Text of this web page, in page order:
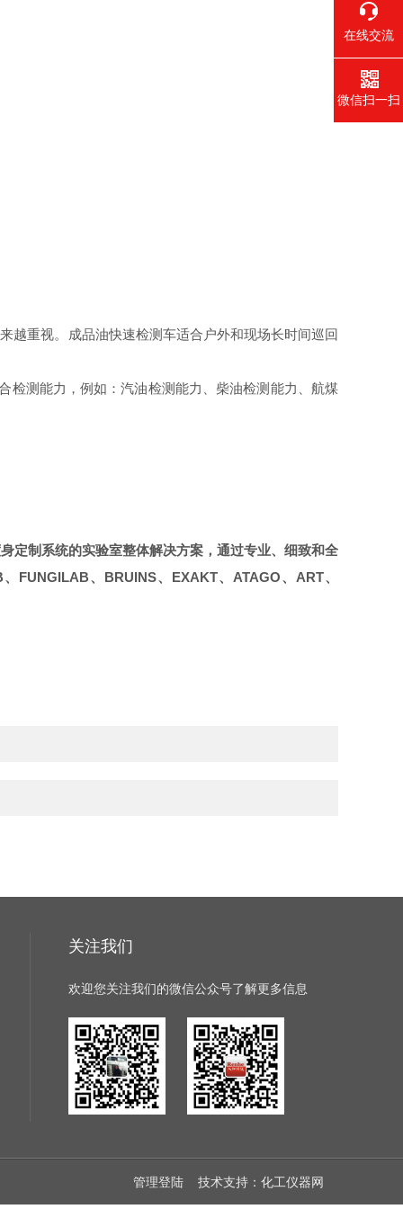
越重视。成品油快速检测车适合户外和现场长时间巡回
检测能力，例如：汽油检测能力、柴油检测能力、航煤
定制系统的实验室整体解决方案，通过专业、细致和全
、 FUNGILAB、 BRUINS、 EXAKT、 ATAGO、 ART、
关注我们
欢迎您关注我们的微信公众号了解更多信息
管理登陆 技术支持： 化工仪器网
在线交流
微信扫一扫